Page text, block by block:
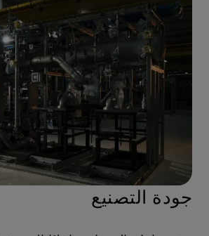
جودة التصنيع